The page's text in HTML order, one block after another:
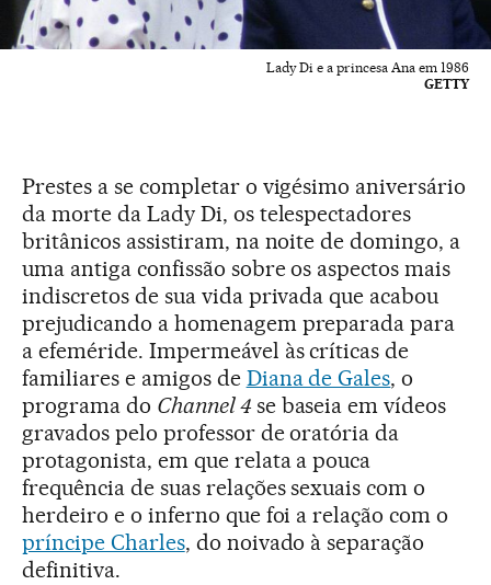
Lady Di e a princesa Ana em 1986
GETTY
Prestes a se completar o vigésimo aniversário
da morte da Lady Di, os telespectadores
britânicos assistiram, na noite de domingo, a
uma antiga confissão sobre os aspectos mais
indiscretos de sua vida privada que acabou
prejudicando a homenagem preparada para
a efeméride. Impermeável às críticas de
familiares e amigos de Diana de Gales, o
programa do Channel 4se baseia em vídeos
gravados pelo professor de oratória da
protagonista, em que relata a pouca
frequência de suas relações sexuais com o
herdeiro e o inferno que foi a relação com o
príncipe Charles, do noivado à separação
definitiva.